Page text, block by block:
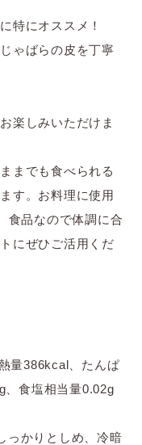
特にオススメ！
ゃばらの皮を丁寧
楽しみいただけま
までも食べられる
す。お料理に使用
食品なので体調に合
にぜひご活用くだ
量386kcal、たんぱ
、食塩相当量0.02g
っかりとしめ、冷暗